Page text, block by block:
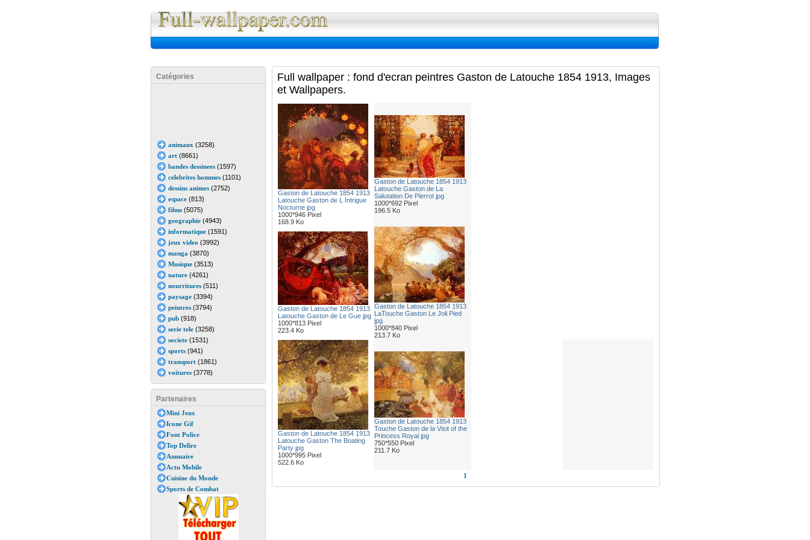
Catégories
animaux (3258)
art(8661)
bandes dessinees(1597)
celebrites hommes(1101)
dessins animes(2752)
espace(813)
films(5075)
geographie(4943)
informatique(1591)
jeux video (3992)
manga (3870)
Musique(3513)
nature(4261)
nourritures(511)
paysage(3394)
peintres(3794)
pub(918)
serie tele(3258)
societe(1531)
sports(941)
transport(1861)
voitures(3778)
Partenaires
Mini Jeux
Icone Gif
Font Police
Top Delire
Annuaire
Actu Mobile
Cuisine du Monde
Sports de Combat
Full wallpaper : fond d'ecran peintres Gaston de Latouche 1854 1913, Images
et Wallpapers.
Gaston de Latouche 1854 1913
Latouche Gaston de L Intrigue
Nocturne jpg
1000*946 Pixel
168.9 Ko
Gaston de Latouche 1854 1913
Latouche Gaston de La
Salutation De Pierrot jpg
1000*692 Pixel
196.5 Ko
Gaston de Latouche 1854 1913
Latouche Gaston de Le Gue jpg
1000*813 Pixel
223.4 Ko
Gaston de Latouche 1854 1913
LaTouche Gaston Le Joli Pied
jpg
1000*840 Pixel
213.7 Ko
Gaston de Latouche 1854 1913
Latouche Gaston The Boating
Party jpg
1000*995 Pixel
522.6 Ko
Gaston de Latouche 1854 1913
Touche Gaston de la Visit of the
Princess Royal jpg
750*550 Pixel
211.7 Ko
1